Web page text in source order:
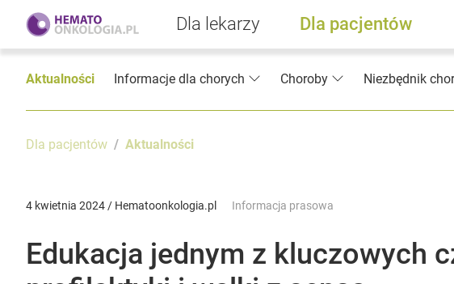
Dla lekarzy Dla pacjentów
Aktualności Informacje dla chorych Choroby Niezbędnik
Dla pacjentów Aktualności
4 kwietnia 2024 / Hematoonkologia.pl Informacja prasowa
Edukacja jednym z kluczowych